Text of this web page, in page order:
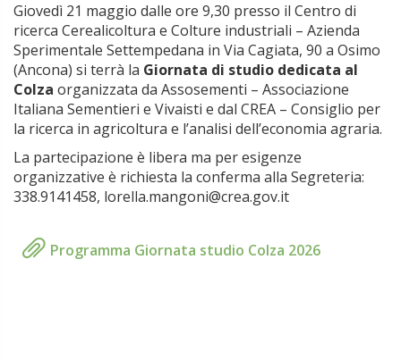
Giovedì 21 maggio dalle ore 9,30 presso il Centro di
ricerca Cerealicoltura e Colture industriali – Azienda
Sperimentale Settempedana in Via Cagiata, 90 a Osimo
(Ancona) si terrà la Giornata di studio dedicata al
Colza organizzata da Assosementi – Associazione
Italiana Sementieri e Vivaisti e dal CREA – Consiglio per
la ricerca in agricoltura e l’analisi dell’economia agraria.
La partecipazione è libera ma per esigenze
organizzative è richiesta la conferma alla Segreteria:
338.9141458, lorella.mangoni@crea.gov.it
Programma Giornata studio Colza 2026